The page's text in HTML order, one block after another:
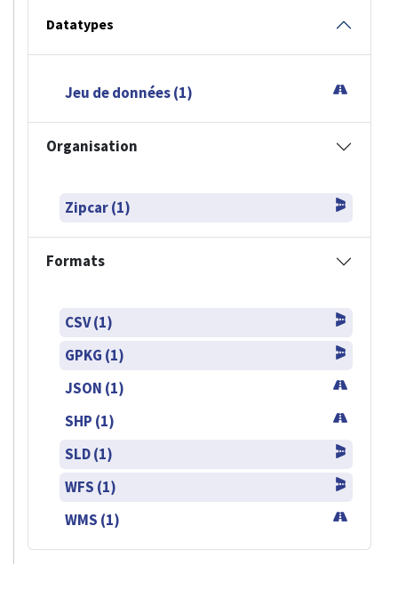
Datatypes
Jeu de données (1)
Organisation
Zipcar (1)
Formats
CSV (1)
GPKG (1)
JSON (1)
SHP (1)
SLD (1)
WFS (1)
WMS (1)